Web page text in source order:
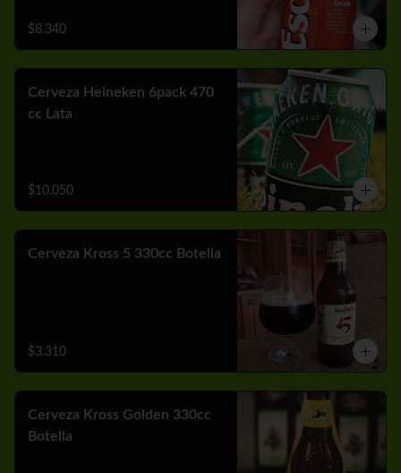
$8.340
Cerveza Heineken 6pack 470
cc Lata
$10.050
Cerveza Kross 5 330cc Botella
$3.310
Cerveza Kross Golden 330cc
Botella